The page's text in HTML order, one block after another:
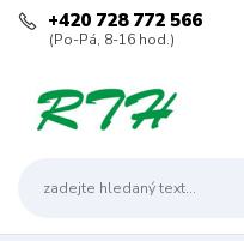
+420 728 772 566
(Po-Pá, 8-16 hod.)